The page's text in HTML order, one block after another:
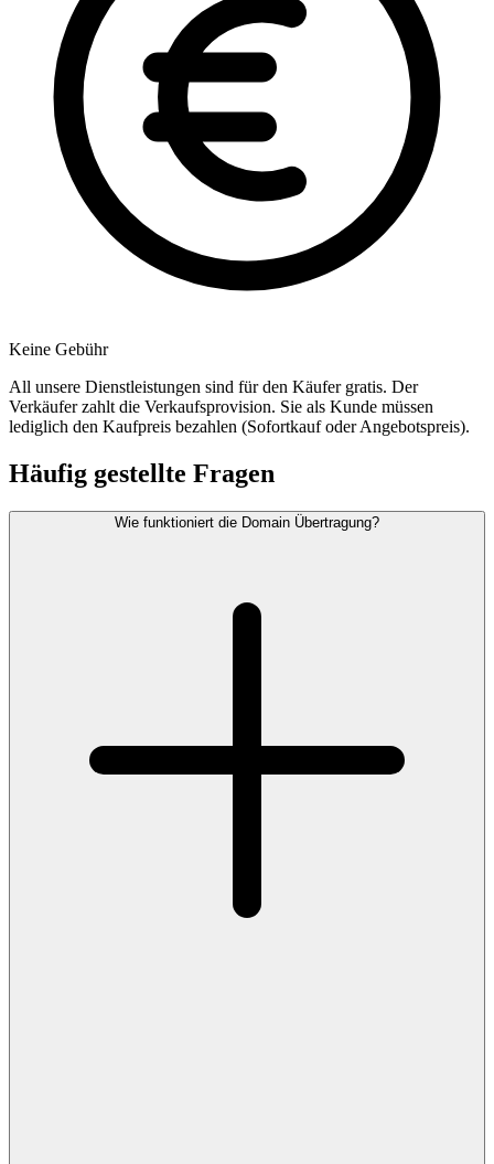
Keine Gebühr
All unsere Dienstleistungen sind für den Käufer gratis. Der
Verkäufer zahlt die Verkaufsprovision. Sie als Kunde müssen
lediglich den Kaufpreis bezahlen (Sofortkauf oder Angebotspreis).
Häufig gestellte Fragen
Wie funktioniert die Domain Übertragung?